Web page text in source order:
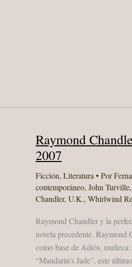
Raymond
2007
Ficción, Literatura• Por
contemporáneo, John Turville,
Chandler, U.K., Whirlwind
Raymond Chandler y la
novela precedente, Raymond
como base de Adiós,
“Mandarin’s Jade”, este